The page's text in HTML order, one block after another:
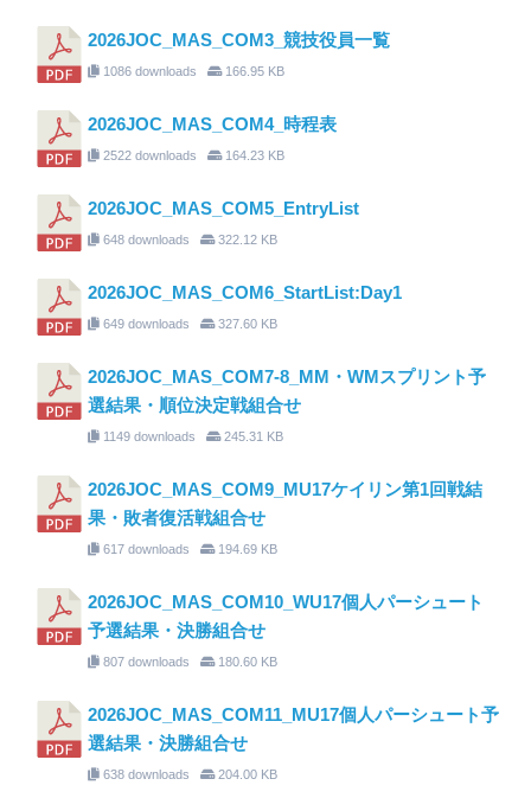
2026JOC_MAS_COM3_競技役員一覧
1086 downloads 166.95 KB
2026JOC_MAS_COM4_時程表
2522 downloads 164.23 KB
2026JOC_MAS_COM5_EntryList
648 downloads 322.12 KB
2026JOC_MAS_COM6_StartList:Day1
649 downloads 327.60 KB
2026JOC_MAS_COM7-8_MM・WMスプリント予
選結果・順位決定戦組合せ
1149 downloads 245.31 KB
2026JOC_MAS_COM9_MU17ケイリン第1回戦結
果・敗者復活戦組合せ
617 downloads 194.69 KB
2026JOC_MAS_COM10_WU17個人パーシュート
予選結果・決勝組合せ
807 downloads 180.60 KB
2026JOC_MAS_COM11_MU17個人パーシュート予
選結果・決勝組合せ
638 downloads 204.00 KB